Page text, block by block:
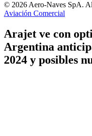
© 2026 Aero-Naves SpA.
Aviación Comercial
Arajet ve con
Argentina
2024 y posibles